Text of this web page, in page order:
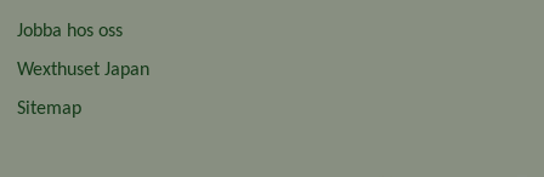
Jobba hos oss
Wexthuset Japan
Sitemap